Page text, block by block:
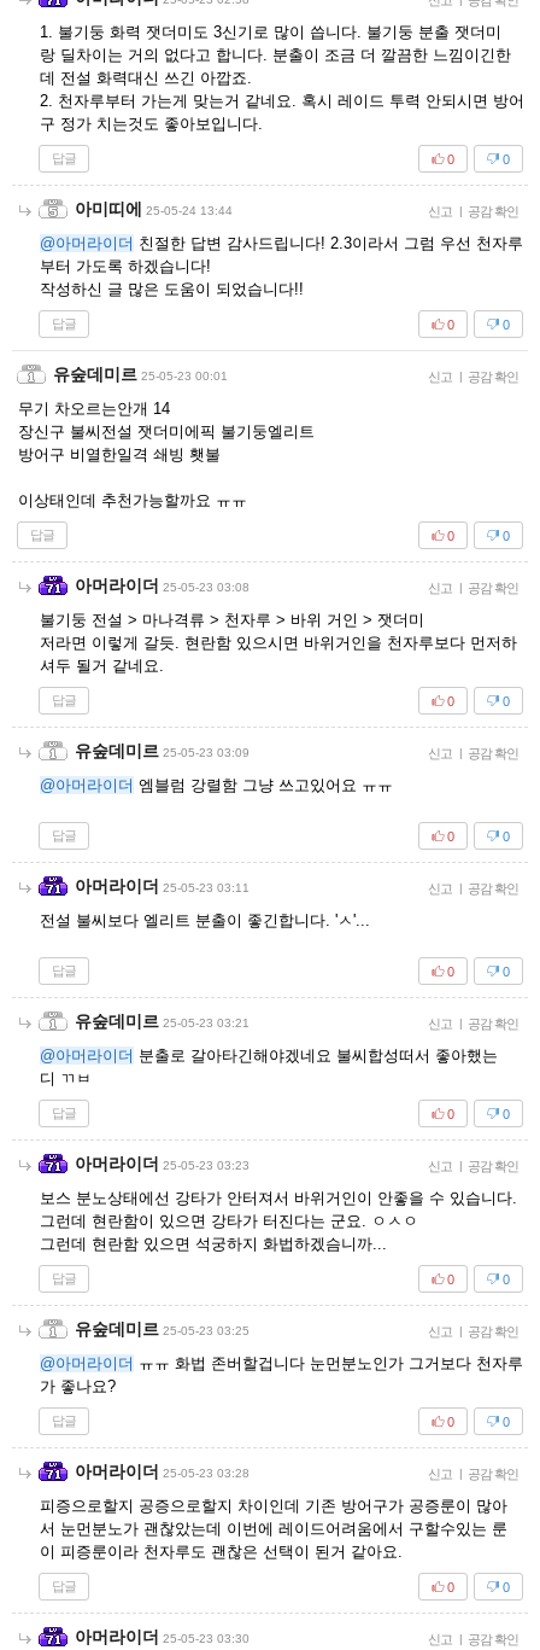
1. 불기둥 화력 잿더미도 3신기로 많이 씁니다. 불기둥 분출 잿더미
랑 딜차이는 거의 없다고 합니다. 분출이 조금 더 깔끔한 느낌이긴한
데 전설 화력대신 쓰긴 아깝죠.
2. 천자루부터 가는게 맞는거 같네요. 혹시 레이드 투력 안되시면 방어
구 정가 치는것도 좋아보입니다.
답글 0
0
아미띠에 25-05-24 13:44 신고 | 공감 확인
@아머라이더 친절한 답변 감사드립니다! 2.3이라서 그럼 우선 천자루
부터 가도록 하겠습니다!
작성하신 글 많은 도움이 되었습니다!!
답글 0
0
유숲데미르 25-05-23 00:01 신고 | 공감 확인
무기 차오르는안개 14
장신구 불씨전설 잿더미에픽 불기둥엘리트
방어구 비열한일격 쇄빙 횃불
이상태인데 추천가능할까요 ㅠㅠ
답글 0
0
아머라이더 25-05-23 03:08 신고 | 공감 확인
불기둥 전설 > 마나격류 > 천자루 > 바위 거인 > 잿더미
저라면 이렇게 갈듯. 현란함 있으시면 바위거인을 천자루보다 먼저하
셔두 될거 같네요.
답글 0
0
유숲데미르 25-05-23 03:09 신고 | 공감 확인
@아머라이더 엠블럼 강렬함 그냥 쓰고있어요 ㅠㅠ
답글 0
0
아머라이더 25-05-23 03:11 신고 | 공감 확인
전설 불씨보다 엘리트 분출이 좋긴합니다. 'ㅅ'...
답글 0
0
유숲데미르 25-05-23 03:21 신고 | 공감 확인
@아머라이더 분출로 갈아타긴해야겠네요 불씨합성떠서 좋아했는
디 ㄲㅂ
답글 0
0
아머라이더 25-05-23 03:23 신고 | 공감 확인
보스 분노상태에선 강타가 안터져서 바위거인이 안좋을 수 있습니다.
그런데 현란함이 있으면 강타가 터진다는 군요. ㅇㅅㅇ
그런데 현란함 있으면 석궁하지 화법하겠슴니까...
답글 0
0
유숲데미르 25-05-23 03:25 신고 | 공감 확인
@아머라이더 ㅠㅠ 화법 존버할겁니다 눈먼분노인가 그거보다 천자루
가 좋나요?
답글 0
0
아머라이더 25-05-23 03:28 신고 | 공감 확인
피증으로할지 공증으로할지 차이인데 기존 방어구가 공증룬이 많아
서 눈먼분노가 괜찮았는데 이번에 레이드어려움에서 구할수있는 룬
이 피증룬이라 천자루도 괜찮은 선택이 된거 같아요.
답글 0
0
아머라이더 25-05-23 03:30 신고 | 공감 확인